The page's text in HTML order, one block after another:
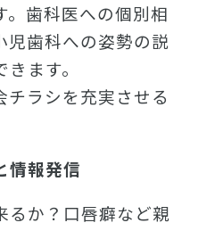
。歯科医への個別相
児歯科への姿勢の説
ます。
ラシを充実させる
情報発信
るか？口唇癖など親